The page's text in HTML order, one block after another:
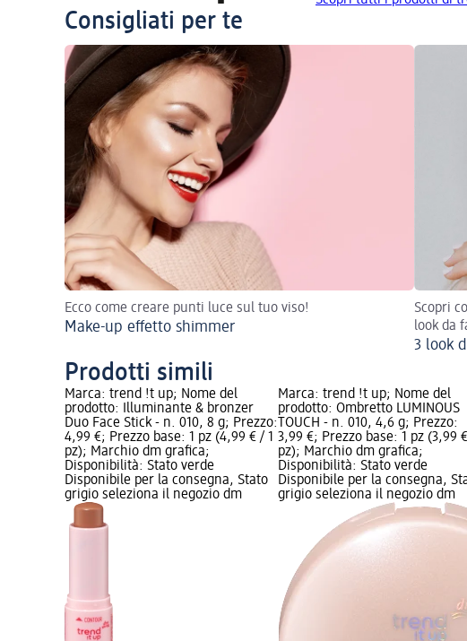
Consigliati per te
Ecco come creare punti luce sul tuo viso!
Make-up effetto shimmer
Scopri
look da
3 look
Prodotti simili
Marca: trend !t up; Nome del
prodotto: Illuminante & bronzer
Duo Face Stick - n. 010, 8 g; Prezzo:
4,99 €; Prezzo base: 1 pz (4,99 € / 1
pz); Marchio dm grafica;
Disponibilità: Stato verde
Disponibile per la consegna, Stato
grigio seleziona il negozio dm
Marca: trend !t up; Nome del
prodotto: Ombretto LUMINOUS
TOUCH - n. 010, 4,6 g; Prezzo:
3,99 €; Prezzo base: 1 pz (3,99
pz); Marchio dm grafica;
Disponibilità: Stato verde
Disponibile per la consegna,
grigio seleziona il negozio dm